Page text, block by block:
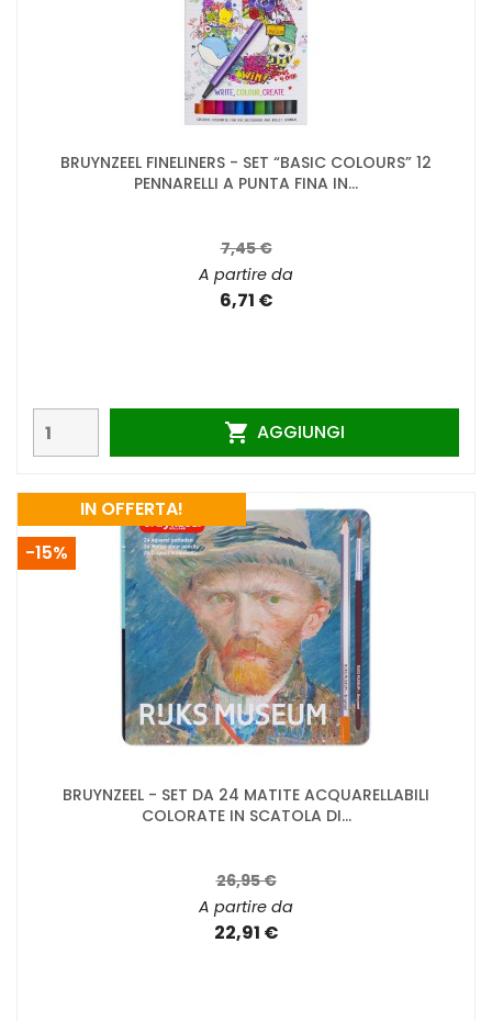
BRUYNZEEL FINELINERS - SET “BASIC COLOURS” 12
PENNARELLI A PUNTA FINA IN...
7,45 €
A partire da
6,71 €
 AGGIUNGI
BRUYNZEEL - SET DA 24 MATITE ACQUARELLABILI
COLORATE IN SCATOLA DI...
26,95 €
A partire da
22,91 €
IN OFFERTA!
-15%